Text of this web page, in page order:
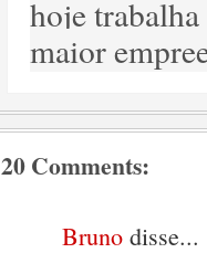
hoje trabalha
maior
20 Comments:
Bruno disse...